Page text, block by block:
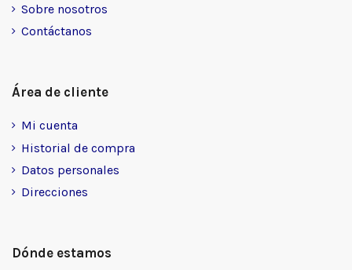
Sobre nosotros
Contáctanos
Área de cliente
Mi cuenta
Historial de compra
Datos personales
Direcciones
Dónde estamos